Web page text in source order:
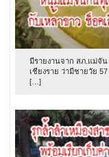
มีรายงานจาก สภ.แม่จัน
เชียงราย ว่ามีชายวัย
[…]